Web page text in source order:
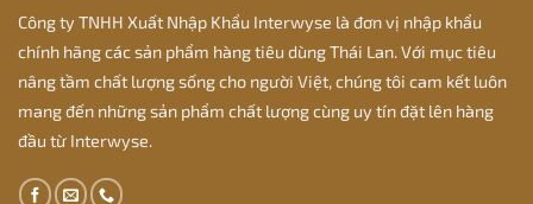
Công ty TNHH Xuất Nhập Khẩu Interwyse là đơn vị nhập khẩu
chính hãng các sản phẩm hàng tiêu dùng Thái Lan. Với mục tiêu
nâng tầm chất lượng sống cho người Việt, chúng tôi cam kết luôn
mang đến những sản phẩm chất lượng cùng uy tín đặt lên hàng
đầu từ Interwyse.